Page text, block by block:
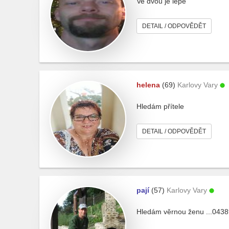
DETAIL / ODPOVĚDĚT
helena (69) Karlovy Vary
Hledám přítele
DETAIL / ODPOVĚDĚT
pají(57) Karlovy Vary
Hledám věrnou ženu